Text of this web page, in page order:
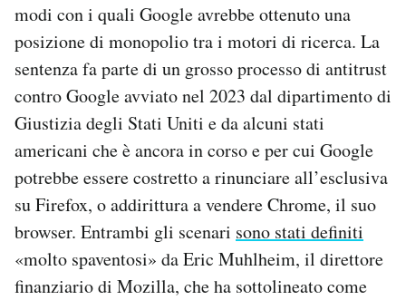
modi con i quali Google avrebbe ottenuto una
posizione di monopolio tra i motori di ricerca. La
sentenza fa parte di un grosso processo di antitrust
contro Google avviato nel 2023 dal dipartimento di
Giustizia degli Stati Uniti e da alcuni stati
americani che è ancora in corso e per cui Google
potrebbe essere costretto a rinunciare all’esclusiva
su Firefox, o addirittura a vendere Chrome, il suo
browser. Entrambi gli scenari sono stati definiti
«molto spaventosi» da Eric Muhlheim, il direttore
finanziario di Mozilla, che ha sottolineato come